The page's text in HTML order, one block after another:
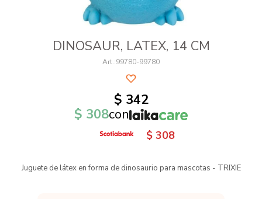
DINOSAUR, LATEX, 14 CM
99780-99780
$ 342
$ 308con
$ 308
Juguete de látex en forma de dinosaurio para mascotas - TRIXIE